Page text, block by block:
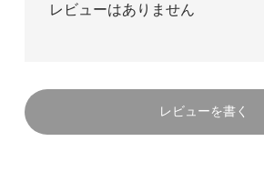
レビューはありません
レビューを書く